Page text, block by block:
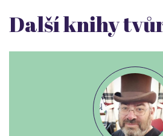
Další knihy